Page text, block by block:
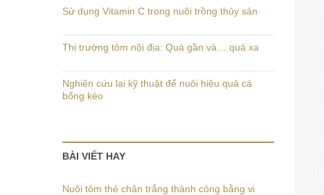
Sử dụng Vitamin C trong nuôi trồng thủy sản
Thị trường tôm nội địa: Quá gần và… quá xa
Nghiên cứu lại kỹ thuật để nuôi hiệu quả cá
bống kèo
BÀI VIẾT HAY
Nuôi tôm thẻ chân trắng thành công bằng vi